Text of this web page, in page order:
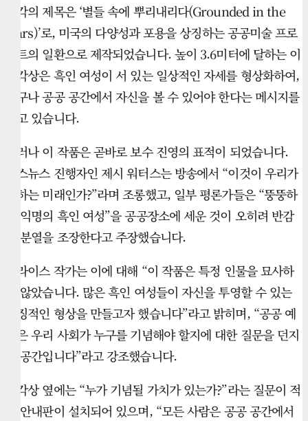
조각의 제목은 ‘별들 속에 뿌리내리다(Grounded in the
Stars)’로, 미국의 다양성과 포용을 상징하는 공공미술 프로
젝트의 일환으로 제작되었습니다. 높이 3.6미터에 달하는 이
조각상은 흑인 여성이 서 있는 일상적인 자세를 형상화하여,
누구나 공공 공간에서 자신을 볼 수 있어야 한다는 메시지를
담고 있습니다.
그러나 이 작품은 곧바로 보수 진영의 표적이 되었습니다.
폭스뉴스 진행자인 제시 워터스는 방송에서 “이것이 우리가
원하는 미래인가?”라며 조롱했고, 일부 평론가들은 “뚱뚱하
고 익명의 흑인 여성”을 공공장소에 세운 것이 오히려 반감
과 분열을 조장한다고 주장했습니다.
프라이스 작가는 이에 대해 “이 작품은 특정 인물을 묘사하
지 않았습니다. 많은 흑인 여성들이 자신을 투영할 수 있는
상징적인 형상을 만들고자 했습니다”라고 밝히며, “공공 예
술은 우리 사회가 누구를 기념해야 할지에 대한 질문을 던지
는 공간입니다”라고 강조했습니다.
조각상 옆에는 “누가 기념될 가치가 있는가?”라는 질문이 적
힌 안내판이 설치되어 있으며, “모든 사람은 공공 공간에서